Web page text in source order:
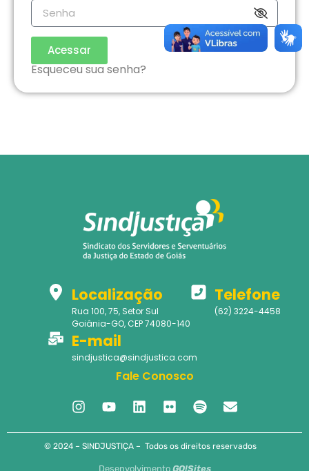
Acessar
Esqueceu sua senha?
Localização
Rua 100, 75, Setor Sul
Goiânia-GO, CEP 74080-140
Telefone
(62) 3224-4458
E-mail
sindjustica@sindjustica.com
Fale Conosco
© 2024 – SINDJUSTIÇA – Todos os direitos reservados
Desenvolvimento GO!Sites